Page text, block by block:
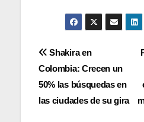
de
entradas
Shakira en
Colombia: Crecen un
50% las búsquedas en
las ciudades de su gira